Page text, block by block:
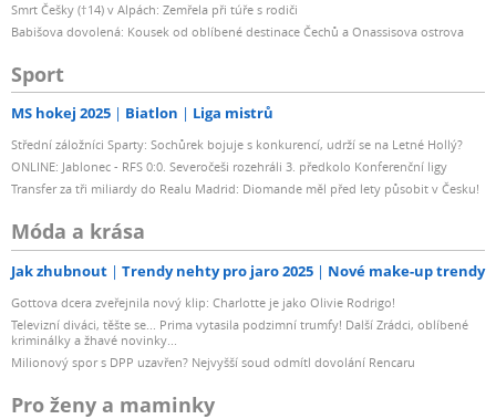
Smrt Češky (†14) v Alpách: Zemřela při túře s rodiči
Babišova dovolená: Kousek od oblíbené destinace Čechů a Onassisova ostrova
Sport
MS hokej 2025 Biatlon Liga mistrů
Střední záložníci Sparty: Sochůrek bojuje s konkurencí, udrží se na Letné Hollý?
ONLINE: Jablonec - RFS 0:0. Severočeši rozehráli 3. předkolo Konferenční ligy
Transfer za tři miliardy do Realu Madrid: Diomande měl před lety působit v Česku!
Móda a krása
Jak zhubnout Trendy nehty pro jaro 2025 Nové make-up trendy
Gottova dcera zveřejnila nový klip: Charlotte je jako Olivie Rodrigo!
Televizní diváci, těšte se... Prima vytasila podzimní trumfy! Další Zrádci, oblíbené
kriminálky a žhavé novinky...
Milionový spor s DPP uzavřen? Nejvyšší soud odmítl dovolání Rencaru
Pro ženy a maminky